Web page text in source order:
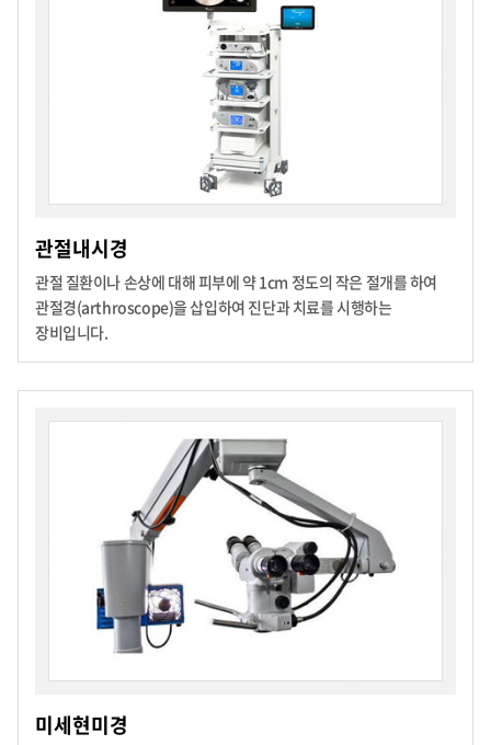
관절내시경
관절 질환이나 손상에 대해 피부에 약 1cm 정도의 작은 절개를 하여
관절경(arthroscope)을 삽입하여 진단과 치료를 시행하는
장비입니다.
미세현미경